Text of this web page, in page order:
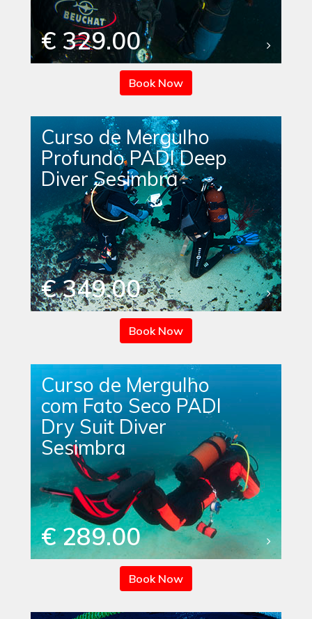
€ 329.00
Book Now
Curso de Mergulho
Profundo PADI Deep
Diver Sesimbra
€ 349.00
Book Now
Curso de Mergulho
com Fato Seco PADI
Dry Suit Diver
Sesimbra
€ 289.00
Book Now